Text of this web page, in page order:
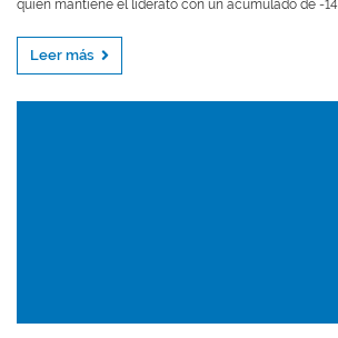
quien mantiene el liderato con un acumulado de -14
Leer más